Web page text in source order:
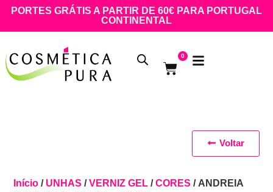
PORTES GRÁTIS A PARTIR DE 60€ PARA PORTUGAL
CONTINENTAL
0
Início / UNHAS /VERNIZ GEL /CORES / ANDREIA
Voltar